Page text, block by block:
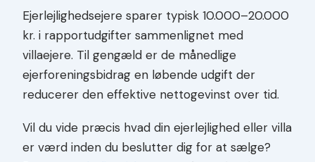
Ejerlejlighedsejere sparer typisk 10.000–20.000
kr. i rapportudgifter sammenlignet med
villaejere. Til gengæld er de månedlige
ejerforeningsbidrag en løbende udgift der
reducerer den effektive nettogevinst over tid.
Vil du vide præcis hvad din ejerlejlighed eller villa
er værd inden du beslutter dig for at sælge?